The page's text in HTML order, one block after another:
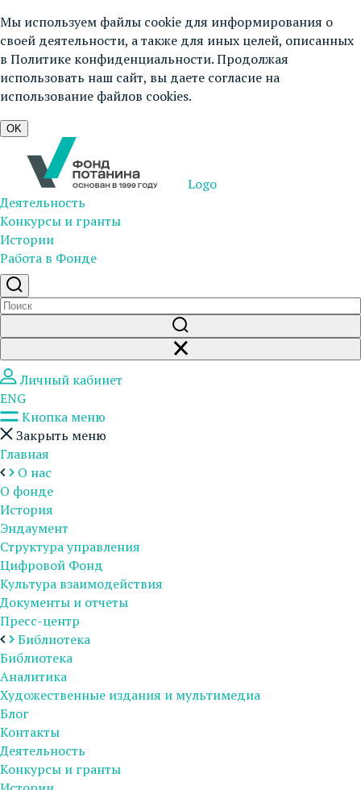
Мы используем файлы cookie для информирования о
своей деятельности, а также для иных целей, описанных
в Политике конфиденциальности. Продолжая
использовать наш сайт, вы даете согласие на
использование файлов cookies.
OK
Logo
Деятельность
Конкурсы и гранты
Истории
Работа в Фонде
Личный кабинет
ENG
Кнопка меню
Закрыть меню
Главная
О нас
О фонде
История
Эндаумент
Структура управления
Цифровой Фонд
Культура взаимодействия
Документы и отчеты
Пресс-центр
Библиотека
Библиотека
Аналитика
Художественные издания и мультимедиа
Блог
Контакты
Деятельность
Конкурсы и гранты